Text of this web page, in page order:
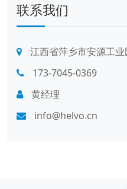
联系我们
江西省萍乡市安源工业
173-7045-0369
黄经理
info@helvo.cn